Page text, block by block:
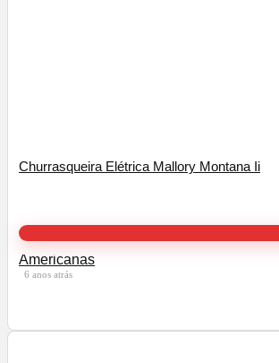
Churrasqueira Elétrica Mallory Montana Ii
Americanas
6 anos atrás